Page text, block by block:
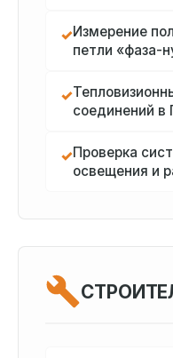
✓Измерение
петли «фаза-
✓
соединений в
✓Проверка
освещения и